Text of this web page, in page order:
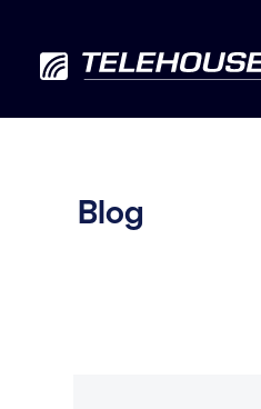
Data centers
Blog